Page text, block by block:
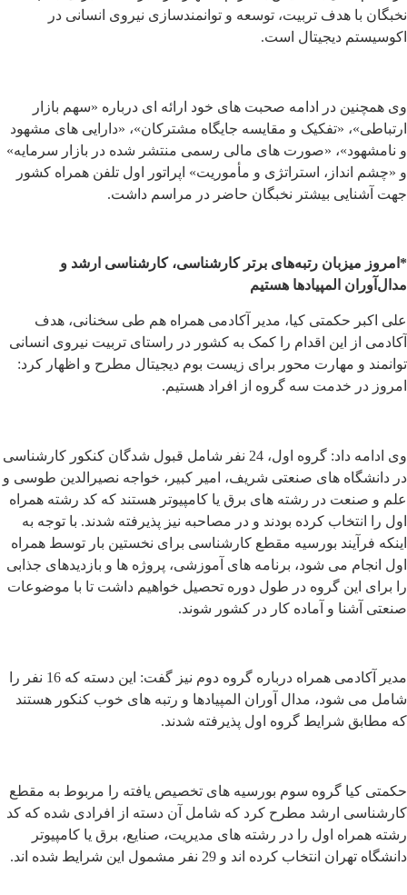
نخبگان با هدف تربیت، توسعه و توانمندسازی نیروی انسانی در
اکوسیستم دیجیتال است.
وی همچنین در ادامه صحبت های خود ارائه ای درباره «سهم بازار
ارتباطی»، «تفکیک و مقایسه جایگاه مشترکان»، «دارایی های مشهود
و نامشهود»، «صورت های مالی رسمی منتشر شده در بازار سرمایه»
و «چشم انداز، استراتژی و مأموریت» اپراتور اول تلفن همراه کشور
جهت آشنایی بیشتر نخبگان حاضر در مراسم داشت.
*امروز میزبان رتبه‌های برتر کارشناسی، کارشناسی ارشد و
مدال‌آوران المپیادها هستیم
علی اکبر حکمتی کیا، مدیر آکادمی همراه هم طی سخنانی، هدف
آکادمی از این اقدام را کمک به کشور در راستای تربیت نیروی انسانی
توانمند و مهارت محور برای زیست بوم دیجیتال مطرح و اظهار کرد:
امروز در خدمت سه گروه از افراد هستیم.
وی ادامه داد: گروه اول، 24 نفر شامل قبول شدگان کنکور کارشناسی
در دانشگاه های صنعتی شریف، امیر کبیر، خواجه نصیرالدین طوسی و
علم و صنعت در رشته های برق یا کامپیوتر هستند که کد رشته همراه
اول را انتخاب کرده بودند و در مصاحبه نیز پذیرفته شدند. با توجه به
اینکه فرآیند بورسیه مقطع کارشناسی برای نخستین بار توسط همراه
اول انجام می شود، برنامه های آموزشی، پروژه ها و بازدیدهای جذابی
را برای این گروه در طول دوره تحصیل خواهیم داشت تا با موضوعات
صنعتی آشنا و آماده کار در کشور شوند.
مدیر آکادمی همراه درباره گروه دوم نیز گفت: این دسته که 16 نفر را
شامل می شود، مدال آوران المپیادها و رتبه های خوب کنکور هستند
که مطابق شرایط گروه اول پذیرفته شدند.
حکمتی کیا گروه سوم بورسیه های تخصیص یافته را مربوط به مقطع
کارشناسی ارشد مطرح کرد که شامل آن دسته از افرادی شده که کد
رشته همراه اول را در رشته های مدیریت، صنایع، برق یا کامپیوتر
دانشگاه تهران انتخاب کرده اند و 29 نفر مشمول این شرایط شده اند.